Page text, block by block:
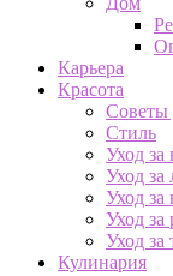
Карьера
Красота
Советы
Стиль
Уход за
Уход
Уход за
Уход за
Уход за
Кулинария